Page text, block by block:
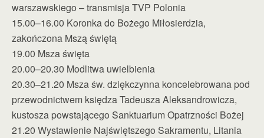
warszawskiego – transmisja TVP Polonia
15.00–16.00 Koronka do Bożego Miłosierdzia,
zakończona Mszą świętą
19.00 Msza święta
20.00–20.30 Modlitwa uwielbienia
20.30–21.20 Msza św. dziękczynna koncelebrowana pod
przewodnictwem księdza Tadeusza Aleksandrowicza,
kustosza powstającego Sanktuarium Opatrzności Bożej
21.20 Wystawienie Najświętszego Sakramentu, Litania